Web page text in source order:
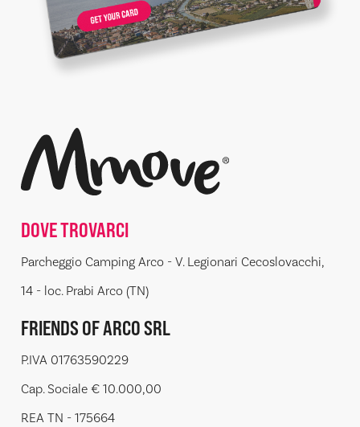
DOVE TROVARCI
Parcheggio Camping Arco - V. Legionari Cecoslovacchi,
14 - loc. Prabi Arco (TN)
FRIENDS OF ARCO SRL
P.IVA 01763590229
Cap. Sociale € 10.000,00
REA TN - 175664